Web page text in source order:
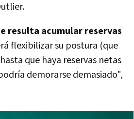
resulta acumular reservas
flexibilizar su postura (que
que haya reservas netas
demorarse demasiado",